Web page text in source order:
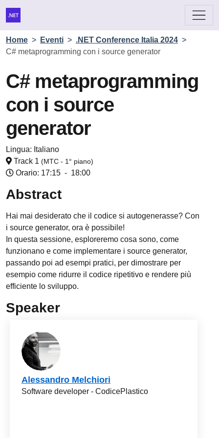
Home > Eventi > .NET Conference Italia 2024 >
C# metaprogramming con i source generator
C# metaprogramming
con i source
generator
Lingua: Italiano
Track 1 (MTC - 1° piano)
Orario: 17:15 - 18:00
Abstract
Hai mai desiderato che il codice si autogenerasse? Con
i source generator, ora è possibile!
In questa sessione, esploreremo cosa sono, come
funzionano e come implementare i source generator,
passando poi ad esempi pratici, per dimostrare per
esempio come ridurre il codice ripetitivo e rendere più
efficiente lo sviluppo.
Speaker
Alessandro Melchiori
Software developer - CodicePlastico